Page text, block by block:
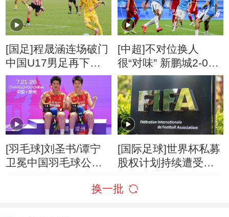
[国足]程晟涵连场破门
中国U17男足再下一
城
[中超]不对位换人
很“对味” 新鹏城2-0胜
铜梁龙
[羽毛球]刘圣书/谭宁
卫冕中国羽毛球公开
[国际足球]世界杯私募
股权计划持续遭受抵
换一批